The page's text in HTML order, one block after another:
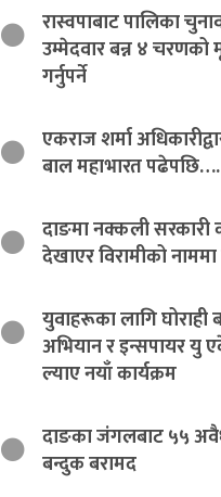
रास्वपाबाट पालिका
उम्मेदवार बन्न ४ चरणको
गर्नुपर्ने
एकराज शर्मा
बाल महाभारत पढेपछि….
दाङमा नक्कली सरकारी
देखाएर विरामीको
युवाहरूका लागि
अभियान र इन्सपायर यु
ल्याए नयाँ कार्यक्रम
दाङका जंगलबाट ५५
बन्दुक बरामद